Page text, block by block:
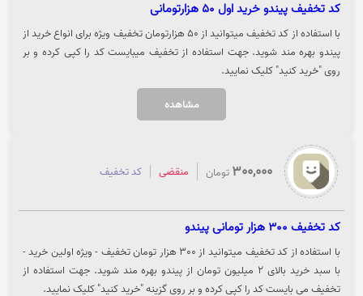
کد تخفیف پیندو خرید اول 50 هزارتومانی
با استفاده از کد تخفیف میتوانید از 50 هزارتومان تخفیف ویژه برای انواع خرید از
پیندو بهره مند شوید. جهت استفاده از تخفیف میبایست کد را کپی کرده و بر
روی "خرید کنید" کلیک نمایید.
مشاهده
300,000 تومان منقضی کد تخفیف
کد تخفیف 300 هزار تومانی پیندو
با استفاده از کد تخفیف میتوانید از 300 هزار تومان تخفیف - ویژه اولین خرید -
با سبد خرید بالای 2 میلیون تومان از پیندو بهره مند شوید. جهت استفاده از
تخفیف می بایست کد را کپی کرده و بر روی گزینه "خرید کنید" کلیک نمایید.